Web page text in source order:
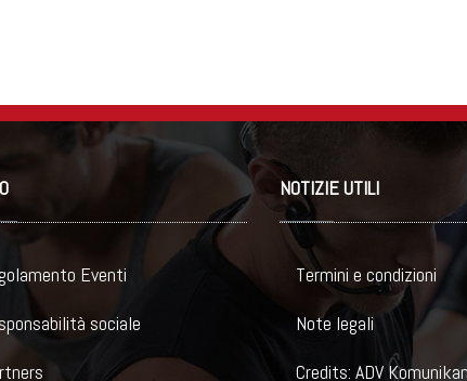
Eventi
sociale
NOTIZIE UTILI
Termini e condizioni
Note legali
Credits: ADV